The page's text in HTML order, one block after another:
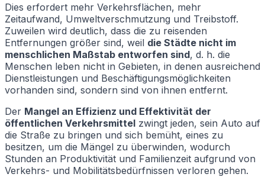
Dies erfordert mehr Verkehrsflächen, mehr
Zeitaufwand, Umweltverschmutzung und Treibstoff.
Zuweilen wird deutlich, dass die zu reisenden
Entfernungen größer sind, weil die Städte nicht im
menschlichen Maßstab entworfen sind, d. h. die
Menschen leben nicht in Gebieten, in denen ausreichend
Dienstleistungen und Beschäftigungsmöglichkeiten
vorhanden sind, sondern sind von ihnen entfernt.
Der Mangel an Effizienz und Effektivität der
öffentlichen Verkehrsmittel zwingt jeden, sein Auto auf
die Straße zu bringen und sich bemüht, eines zu
besitzen, um die Mängel zu überwinden, wodurch
Stunden an Produktivität und Familienzeit aufgrund von
Verkehrs- und Mobilitätsbedürfnissen verloren gehen.